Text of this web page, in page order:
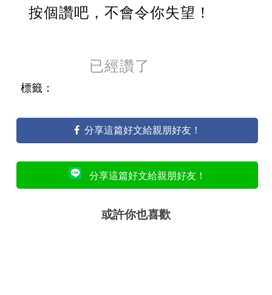
按個讚吧，不會令你失望！
已經讚了
標籤：
分享這篇好文給親朋好友！
分享這篇好文給親朋好友！
或許你也喜歡